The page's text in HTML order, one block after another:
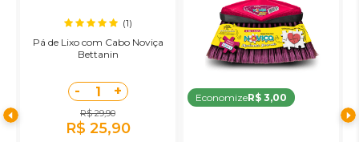
(1)
Pá de Lixo com Cabo Noviça
Bettanin
- 1 +
R$ 29,90
R$ 25,90
EconomizeR$ 3,00